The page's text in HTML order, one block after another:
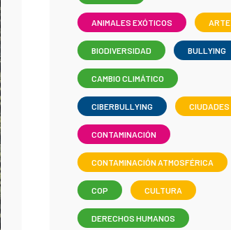
ANIMALES EXÓTICOS ARTE
BIODIVERSIDAD BULLYING
CAMBIO CLIMÁTICO
CIBERBULLYING CIUDADES
CONTAMINACIÓN
CONTAMINACIÓN ATMOSFÉRICA
COP CULTURA
DERECHOS HUMANOS